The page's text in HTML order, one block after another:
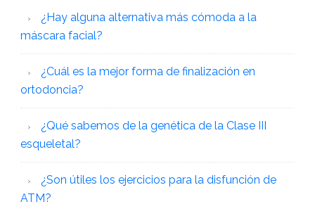
¿Hay alguna alternativa más cómoda a la
máscara facial?
¿Cuál es la mejor forma de finalización en
ortodoncia?
¿Qué sabemos de la genética de la Clase III
esqueletal?
¿Son útiles los ejercicios para la disfunción de
ATM?